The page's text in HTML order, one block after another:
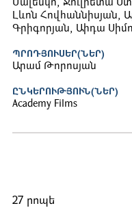
Մալենկո, Ջուլիետա
Լևոն Հովհաննիսյան,
Գրիգորյան, Աիդա
ՊՐՈԴՅՈՒՍԵՐ(ՆԵՐ)
Արամ Թորոսյան
ԸՆԿԵՐՈՒԹՅՈՒՆ(ՆԵՐ)
Academy Films
27 րոպե